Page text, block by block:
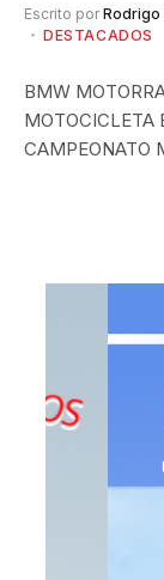
Escrito por Rodrigo
DESTACADOS
BMW
MOTOCICLETA
CAMPEONATO